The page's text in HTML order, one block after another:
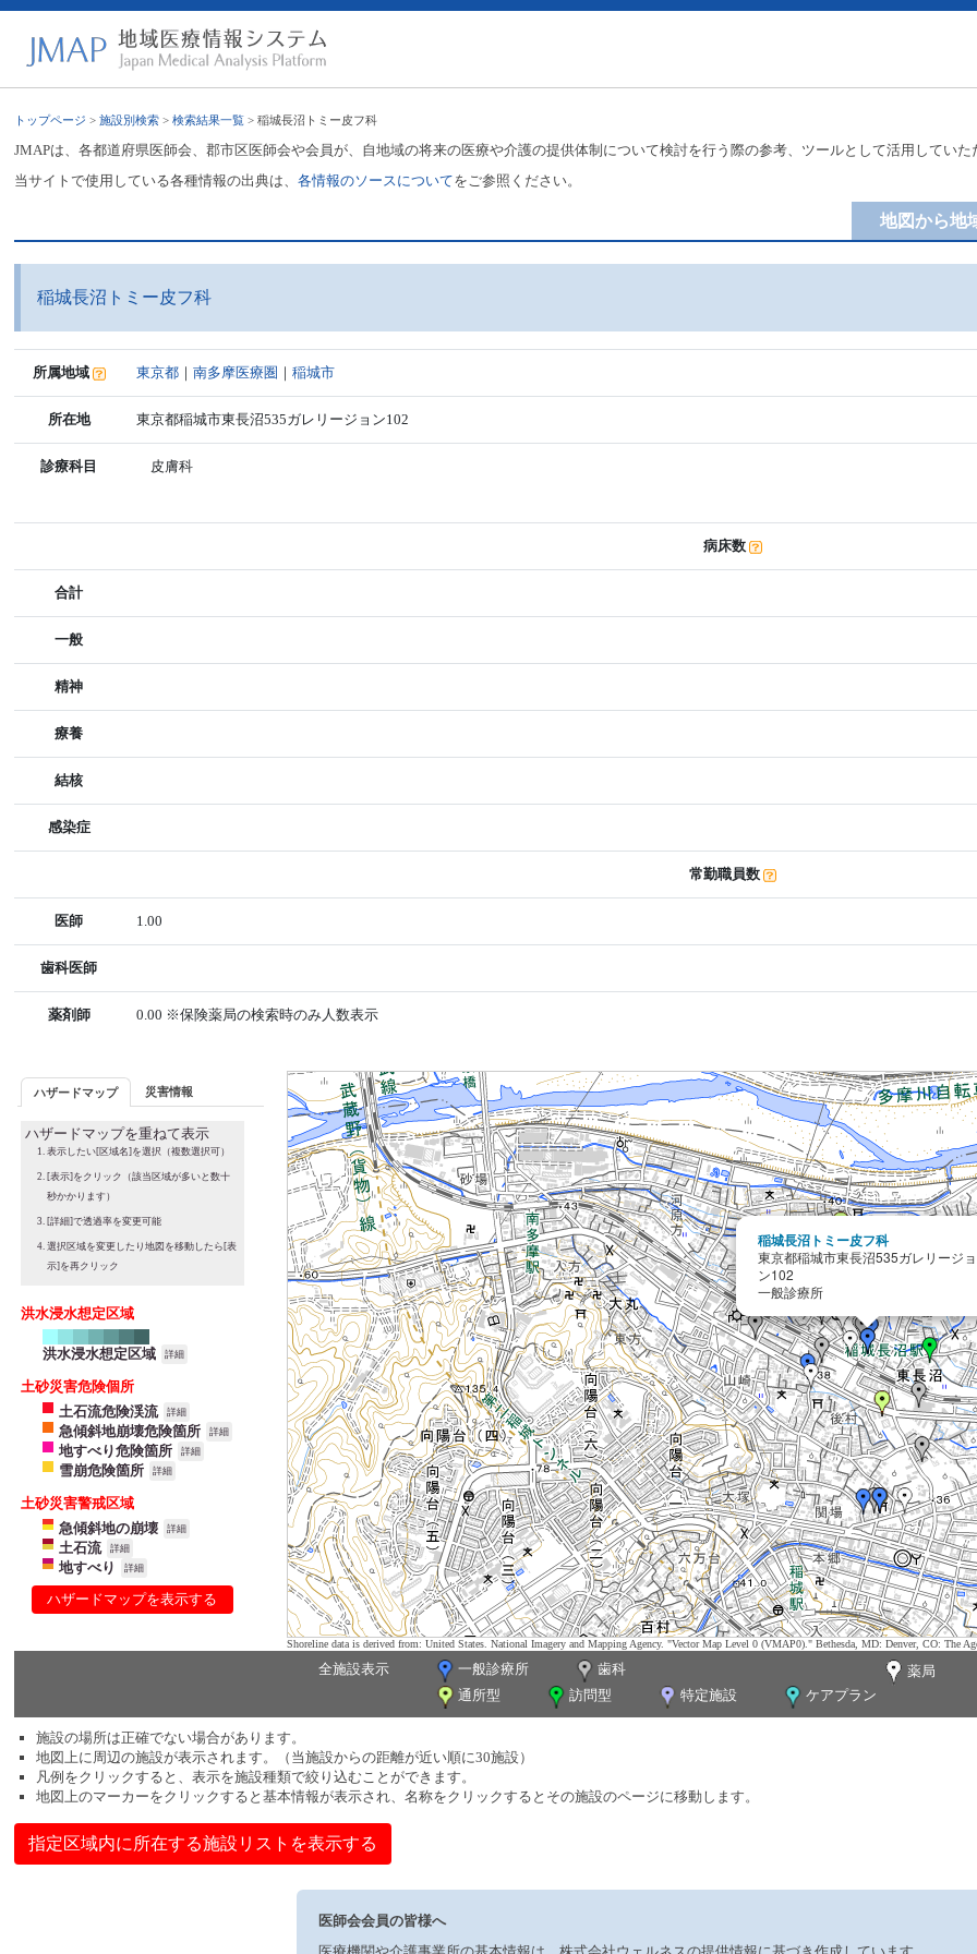
トップページ >施設別検索 >検索結果一覧 > 稲城長沼トミー皮フ科
JMAPは、各都道府県医師会、郡市区医師会や会員が、自地域の将来の医療や介護の提供体制について検討を行う際の参考、ツールとして活用してい
当サイトで使用している各種情報の出典は、各情報のソースについてをご参照ください。
地図から地
稲城長沼トミー皮フ科
所属地域 東京都 ｜南多摩医療圏 ｜稲城市
所在地 東京都稲城市東長沼535ガレリージョン102
診療科目 皮膚科
病床数
合計
一般
精神
療養
結核
感染症
常勤職員数
医師 1.00
歯科医師
薬剤師 0.00 ※保険薬局の検索時のみ人数表示
ハザードマップ 災害情報
ハザードマップを重ねて表示
表示したい[区域名]を選択（複数選択可）
[表示]をクリック（該当区域が多いと数十
秒かかります）
[詳細]で透過率を変更可能
選択区域を変更したり地図を移動したら[表
示]を再クリック
洪水浸水想定区域
洪水浸水想定区域 詳細
土砂災害危険個所
土石流危険渓流
詳細
急傾斜地崩壊危険箇所 詳細
地すべり危険箇所 詳細
雪崩危険箇所 詳細
土砂災害警戒区域
急傾斜地の崩壊
詳細
土石流 詳細
地すべり 詳細
ハザードマップを表示する
稲城長沼トミー皮フ科
東京都稲城市東長沼535ガレリージョ
ン102
一般診療所
Shoreline data is derived from: United States. National Imagery and Mapping Agency. "Vector Map Level 0 (VMAP0)." Bethesda, MD: Denver, CO: The
全施設表示 一般診療所 歯科
薬局
通所型
訪問型 特定施設 ケアプラン
施設の場所は正確でない場合があります。
地図上に周辺の施設が表示されます。（当施設からの距離が近い順に30施設）
凡例をクリックすると、表示を施設種類で絞り込むことができます。
地図上のマーカーをクリックすると基本情報が表示され、名称をクリックするとその施設のページに移動します。
指定区域内に所在する施設リストを表示する
医師会会員の皆様へ